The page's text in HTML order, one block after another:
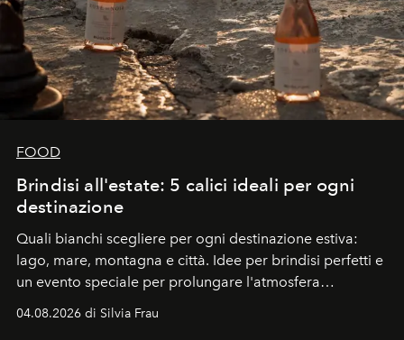
FOOD
Brindisi all'estate: 5 calici ideali per ogni
destinazione
Quali bianchi scegliere per ogni destinazione estiva:
lago, mare, montagna e città. Idee per brindisi perfetti e
un evento speciale per prolungare l'atmosfera
04.08.2026 di Silvia Frau